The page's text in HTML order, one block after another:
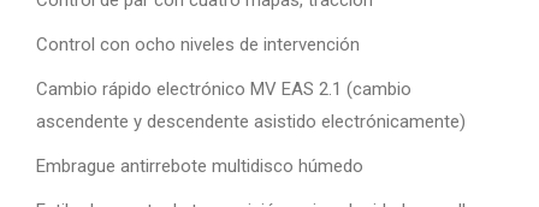
Control con ocho niveles de intervención
Cambio rápido electrónico MV EAS 2.1 (cambio
ascendente y descendente asistido electrónicamente)
Embrague antirrebote multidisco húmedo